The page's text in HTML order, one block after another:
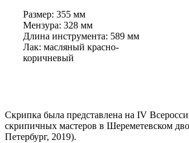
Размер: 355 мм
Мензура: 328 мм
Длина инструмента: 589 мм
Лак: масляный красно-
коричневый
Скрипка была представлена на IV
скрипичных мастеров в Шереметевском
Петербург, 2019).